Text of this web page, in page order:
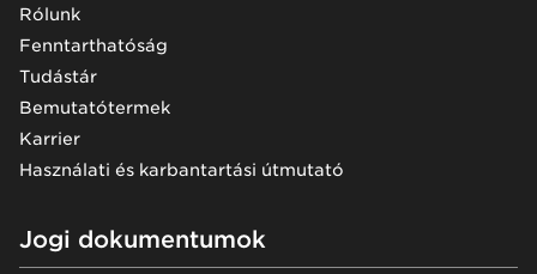
Rólunk
Fenntarthatóság
Tudástár
Bemutatótermek
Karrier
Használati és karbantartási útmutató
Jogi dokumentumok